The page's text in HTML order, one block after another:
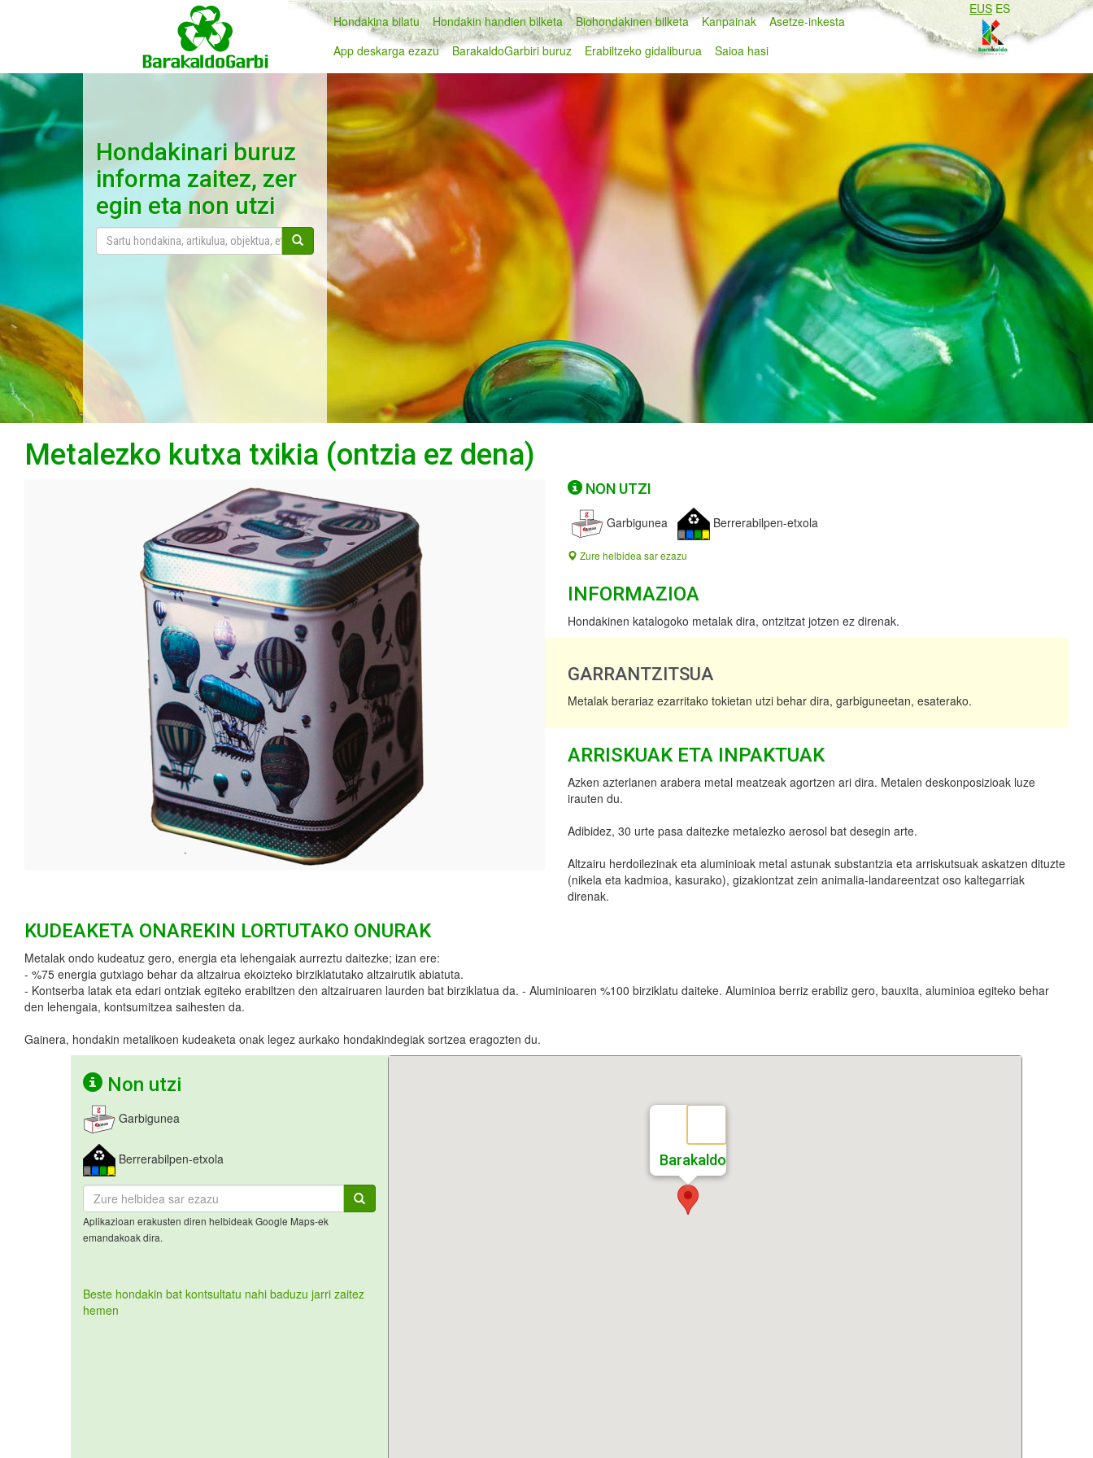
EUS ES
Hondakina bilatu
Hondakin handien bilketa Biohondakinen bilketa Kanpainak
Asetze-inkesta
App deskarga ezazu
BarakaldoGarbiri buruz Erabiltzeko gidaliburua Saioa hasi
Hondakinari buruz
informa zaitez, zer
egin eta non utzi
Metalezko kutxa txikia (ontzia ez dena)
NON UTZI
Garbigunea Berrerabilpen-etxola
Zure helbidea sar ezazu
INFORMAZIOA
Hondakinen katalogoko metalak dira, ontzitzat jotzen ez direnak.
GARRANTZITSUA
Metalak berariaz ezarritako tokietan utzi behar dira, garbiguneetan, esaterako.
ARRISKUAK ETA INPAKTUAK
Azken azterlanen arabera metal meatzeak agortzen ari dira. Metalen deskonposizioak luze
irauten du.
Adibidez, 30 urte pasa daitezke metalezko aerosol bat desegin arte.
Altzairu herdoilezinak eta aluminioak metal astunak substantzia eta arriskutsuak askatzen dituzte
(nikela eta kadmioa, kasurako), gizakiontzat zein animalia-landareentzat oso kaltegarriak
direnak.
KUDEAKETA ONAREKIN LORTUTAKO ONURAK
Metalak ondo kudeatuz gero, energia eta lehengaiak aurreztu daitezke; izan ere:
- %75 energia gutxiago behar da altzairua ekoizteko birziklatutako altzairutik abiatuta.
- Kontserba latak eta edari ontziak egiteko erabiltzen den altzairuaren laurden bat birziklatua da. - Aluminioaren %100 birziklatu daiteke. Aluminioa berriz erabiliz gero, bauxita, aluminioa egiteko behar
den lehengaia, kontsumitzea saihesten da.
Gainera, hondakin metalikoen kudeaketa onak legez aurkako hondakindegiak sortzea eragozten du.
Non utzi
Garbigunea
Berrerabilpen-etxola
Aplikazioan erakusten diren helbideak Google Maps-ek
emandakoak dira.
Beste hondakin bat kontsultatu nahi baduzu jarri zaitez
hemen
Barakaldo